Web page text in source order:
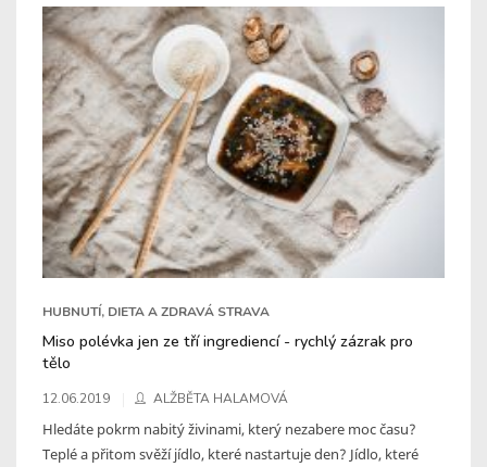
HUBNUTÍ, DIETA A ZDRAVÁ STRAVA
Miso polévka jen ze tří ingrediencí - rychlý zázrak pro
tělo
12.06.2019 ALŽBĚTA HALAMOVÁ
Hledáte pokrm nabitý živinami, který nezabere moc času?
Teplé a přitom svěží jídlo, které nastartuje den? Jídlo, které